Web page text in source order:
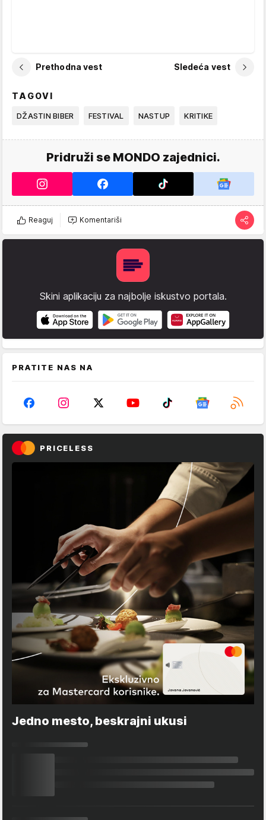
Prethodna vest Sledeća vest
TAGOVI
DŽASTIN BIBER FESTIVAL NASTUP KRITIKE
Pridruži se MONDO zajednici.
Reaguj Komentariši
Skini aplikaciju za najbolje iskustvo portala.
PRATITE NAS NA
PRICELESS
Jedno mesto, beskrajni ukusi